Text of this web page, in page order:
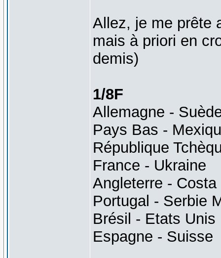
Allez, je me prête
mais à priori en
demis)
1/8F
Allemagne -
Pays Bas -
République
France - Ukraine
Angleterre - Costa
Portugal - Serbie
Brésil - Etats Unis
Espagne - Suisse